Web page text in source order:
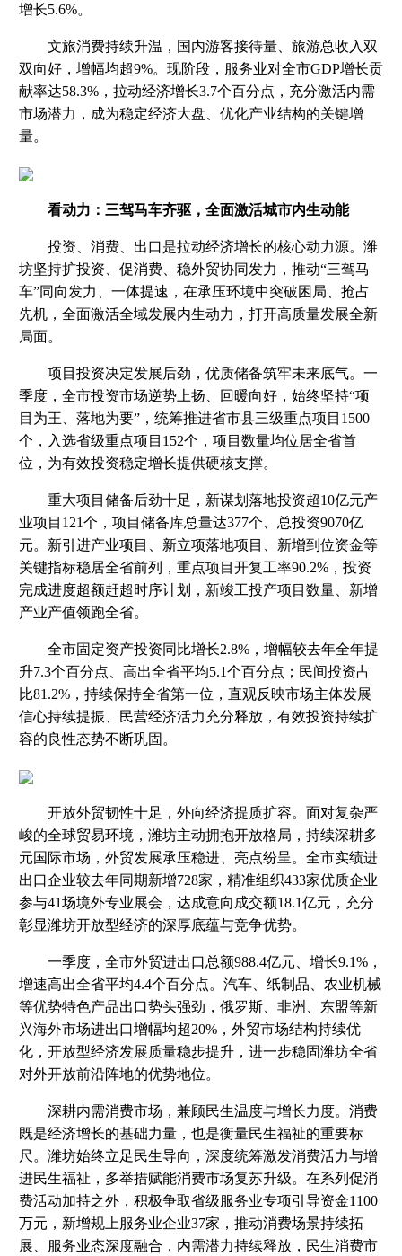
增长5.6%。
文旅消费持续升温，国内游客接待量、旅游总收入双
双向好，增幅均超9%。现阶段，服务业对全市GDP增长贡
献率达58.3%，拉动经济增长3.7个百分点，充分激活内需
市场潜力，成为稳定经济大盘、优化产业结构的关键增
量。
看动力：三驾马车齐驱，全面激活城市内生动能
投资、消费、出口是拉动经济增长的核心动力源。潍
坊坚持扩投资、促消费、稳外贸协同发力，推动“三驾马
车”同向发力、一体提速，在承压环境中突破困局、抢占
先机，全面激活全域发展内生动力，打开高质量发展全新
局面。
项目投资决定发展后劲，优质储备筑牢未来底气。一
季度，全市投资市场逆势上扬、回暖向好，始终坚持“项
目为王、落地为要”，统筹推进省市县三级重点项目1500
个，入选省级重点项目152个，项目数量均位居全省首
位，为有效投资稳定增长提供硬核支撑。
重大项目储备后劲十足，新谋划落地投资超10亿元产
业项目121个，项目储备库总量达377个、总投资9070亿
元。新引进产业项目、新立项落地项目、新增到位资金等
关键指标稳居全省前列，重点项目开复工率90.2%，投资
完成进度超额赶超时序计划，新竣工投产项目数量、新增
产业产值领跑全省。
全市固定资产投资同比增长2.8%，增幅较去年全年提
升7.3个百分点、高出全省平均5.1个百分点；民间投资占
比81.2%，持续保持全省第一位，直观反映市场主体发展
信心持续提振、民营经济活力充分释放，有效投资持续扩
容的良性态势不断巩固。
开放外贸韧性十足，外向经济提质扩容。面对复杂严
峻的全球贸易环境，潍坊主动拥抱开放格局，持续深耕多
元国际市场，外贸发展承压稳进、亮点纷呈。全市实绩进
出口企业较去年同期新增728家，精准组织433家优质企业
参与41场境外专业展会，达成意向成交额18.1亿元，充分
彰显潍坊开放型经济的深厚底蕴与竞争优势。
一季度，全市外贸进出口总额988.4亿元、增长9.1%，
增速高出全省平均4.4个百分点。汽车、纸制品、农业机械
等优势特色产品出口势头强劲，俄罗斯、非洲、东盟等新
兴海外市场进出口增幅均超20%，外贸市场结构持续优
化，开放型经济发展质量稳步提升，进一步稳固潍坊全省
对外开放前沿阵地的优势地位。
深耕内需消费市场，兼顾民生温度与增长力度。消费
既是经济增长的基础力量，也是衡量民生福祉的重要标
尺。潍坊始终立足民生导向，深度统筹激发消费活力与增
进民生福祉，多举措赋能消费市场复苏升级。在系列促消
费活动加持之外，积极争取省级服务业专项引导资金1100
万元，新增规上服务业企业37家，推动消费场景持续拓
展、服务业态深度融合，内需潜力持续释放，民生消费市